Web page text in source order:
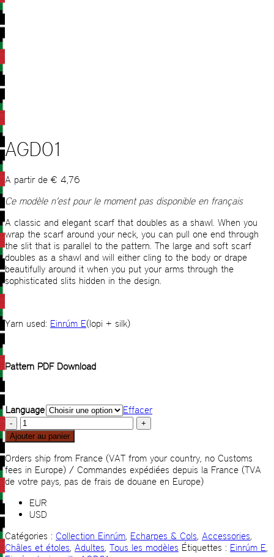
AGD01
A partir de € 4,76
Ce modèle n’est pour le moment pas disponible en français
A classic and elegant scarf that doubles as a shawl. When you
wrap the scarf around your neck, you can pull one end through
the slit that is parallel to the pattern. The large and soft scarf
doubles as a shawl and will either cling to the body or drape
beautifully around it when you put your arms through the
sophisticated slits hidden in the design.
Yarn used: Einrúm E(lopi + silk)
Pattern PDF Download
Language
Effacer
quantité
de
AGD01
Ajouter au panier
Orders ship from France (VAT from your country, no Customs
fees in Europe) / Commandes expédiées depuis la France (TVA
de votre pays, pas de frais de douane en Europe)
EUR
USD
Catégories : Collection Einrúm, Echarpes & Cols, Accessories,
Châles et étoles, Adultes, Tous les modèles Étiquettes : Einrúm E,